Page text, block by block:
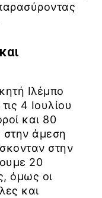
Ιλέμπο
4 Ιουλίου
και 80
στην άμεση
στην
20
όμως οι
και